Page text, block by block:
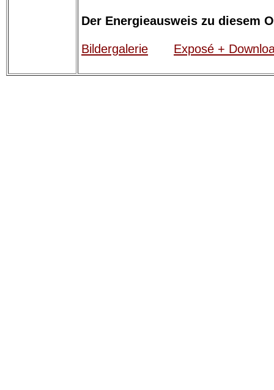
Der Energieausweis zu diesem
Bildergalerie Exposé +